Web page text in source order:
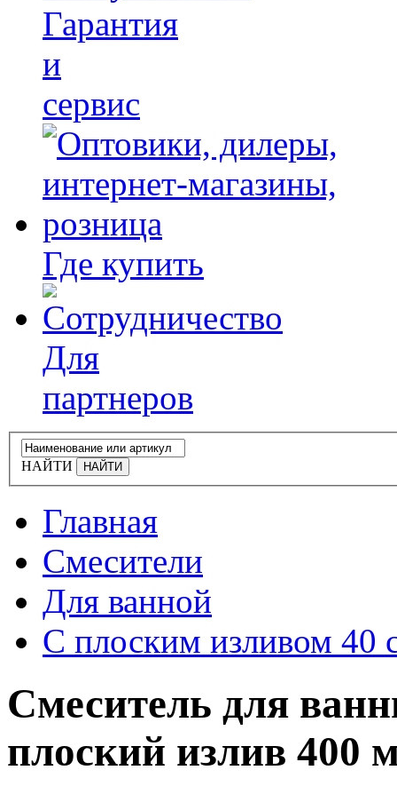
Гарантия
и
сервис
Где купить
Для
партнеров
НАЙТИ
Главная
Смесители
Для ванной
С плоским изливом 40
Смеситель для
плоский излив 400